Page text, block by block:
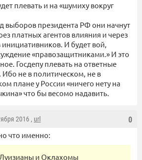
плевать и на «шумиху вокруг
выборов президента РФ они начнут
платных агентов влияния и через
И будет вой,
«правозащитниками.» И это
Госдепу плевать на ответные
не в политическом, не в
плане у России «ничего нету на
что бы весомо надавить.
0
2016 , url
что именно:
Луизианы и Оклахомы